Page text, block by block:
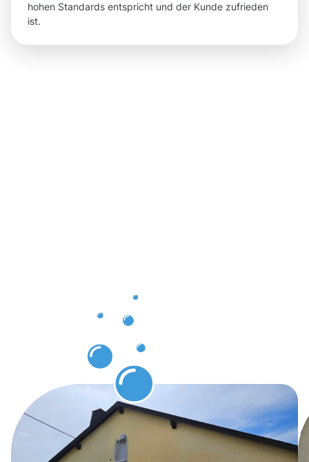
hohen Standards entspricht und der Kunde zufrieden
ist.